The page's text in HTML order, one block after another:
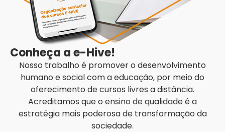
Conheça a e-Hive!
Nosso trabalho é promover o desenvolvimento
humano e social com a educação, por meio do
oferecimento de cursos livres a distância.
Acreditamos que o ensino de qualidade é a
estratégia mais poderosa de transformação da
sociedade.